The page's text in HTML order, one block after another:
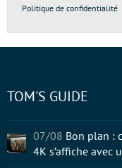
Politique de confidentialité
TOM'S GUIDE
07/08 Bon plan :
4K s’affiche avec